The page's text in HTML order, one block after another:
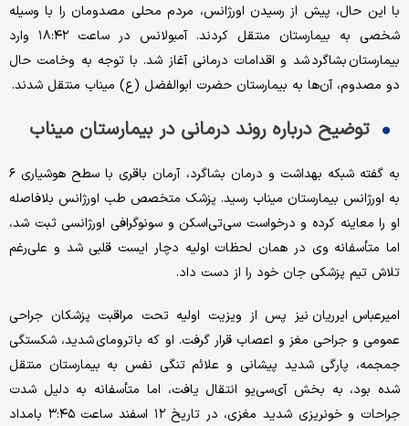
با این حال، پیش از رسیدن اورژانس، مردم محلی مصدومان را با وسیله
شخصی به بیمارستان منتقل کردند. آمبولانس در ساعت ۱۸:۴۲ وارد
بیمارستان بشاگرد شد و اقدامات درمانی آغاز شد. با توجه به وخامت حال
دو مصدوم، آن‌ها به بیمارستان حضرت ابوالفضل (ع) میناب منتقل شدند.
توضیح درباره روند درمانی در بیمارستان میناب
به گفته شبکه بهداشت و درمان بشاگرد، آرمان باقری با سطح هوشیاری ۶
به اورژانس بیمارستان میناب رسید. پزشک متخصص طب اورژانس بلافاصله
او را معاینه کرده و درخواست سی‌تی‌اسکن و سونوگرافی اورژانسی ثبت شد،
اما متأسفانه وی در همان لحظات اولیه دچار ایست قلبی شد و علی‌رغم
تلاش تیم پزشکی جان خود را از دست داد.
امیرعباس ایرریان نیز پس از ویزیت اولیه تحت مراقبت پزشکان جراحی
عمومی و جراحی مغز و اعصاب قرار گرفت. او که با ترومای شدید، شکستگی
جمجمه، پارگی شدید پیشانی و علائم تنگی نفس به بیمارستان منتقل
شده بود، به بخش آی‌سی‌یو انتقال یافت، اما متأسفانه به دلیل شدت
جراحات و خونریزی شدید مغزی، در تاریخ ۱۲ اسفند ساعت ۳:۴۵ بامداد